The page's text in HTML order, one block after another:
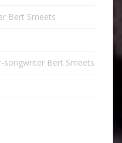
Bert Smeets
songwriter Bert Smeets